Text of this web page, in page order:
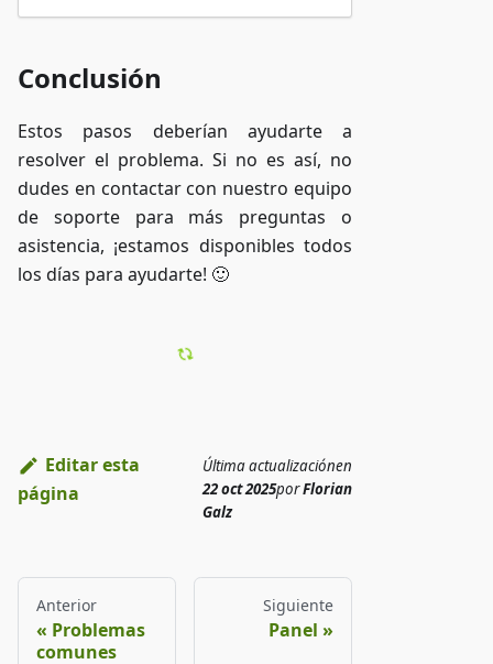
Conclusión
Estos pasos deberían ayudarte a
resolver el problema. Si no es así, no
dudes en contactar con nuestro equipo
de soporte para más preguntas o
asistencia, ¡estamos disponibles todos
los días para ayudarte! 🙂
Editar esta
página
Última actualizaciónen
22 oct 2025porFlorian
Galz
Anterior
Problemas
comunes
Siguiente
Panel